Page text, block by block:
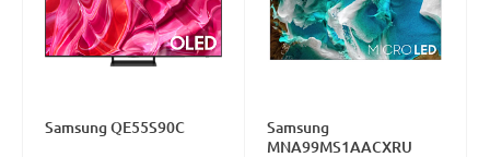
Samsung QE55S90C
Samsung
MNA99MS1AACXRU